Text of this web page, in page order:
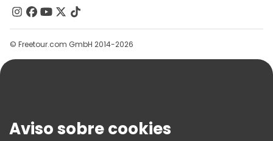
Contacte-Nos
Grupos
Ajuda
Termos E Informações Legais
© Freetour.com GmbH 2014-2026
Aviso sobre cookies